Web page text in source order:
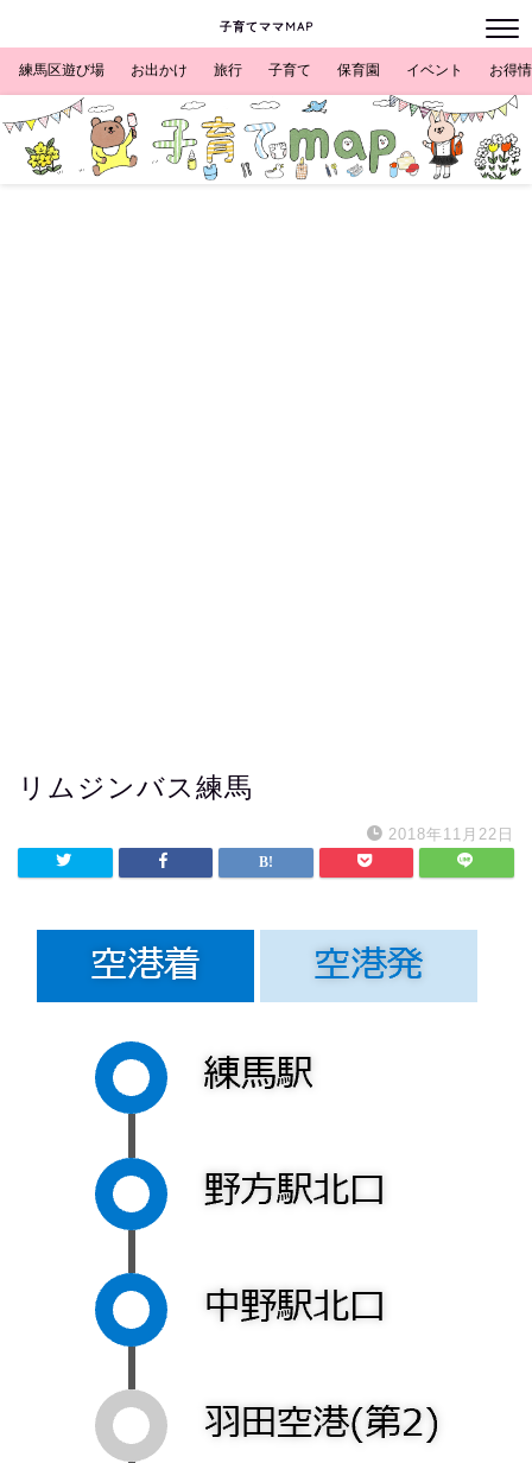
子育てママMAP
練馬区遊び場 お出かけ 旅行 子育て 保育園 イベント お得
リムジンバス練馬
2018年11月22日